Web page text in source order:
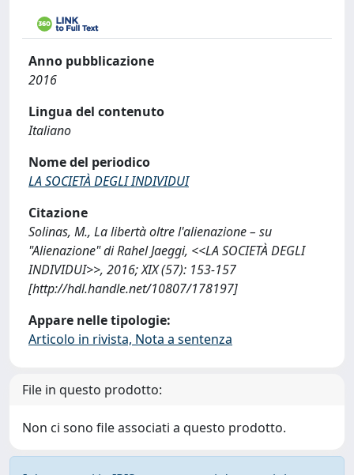
Anno pubblicazione
2016
Lingua del contenuto
Italiano
Nome del periodico
LA SOCIETÀ DEGLI INDIVIDUI
Citazione
Solinas, M., La libertà oltre l'alienazione – su
"Alienazione" di Rahel Jaeggi, <<LA SOCIETÀ DEGLI
INDIVIDUI>>, 2016; XIX (57): 153-157
[http://hdl.handle.net/10807/178197]
Appare nelle tipologie:
Articolo in rivista, Nota a sentenza
File in questo prodotto:
Non ci sono file associati a questo prodotto.